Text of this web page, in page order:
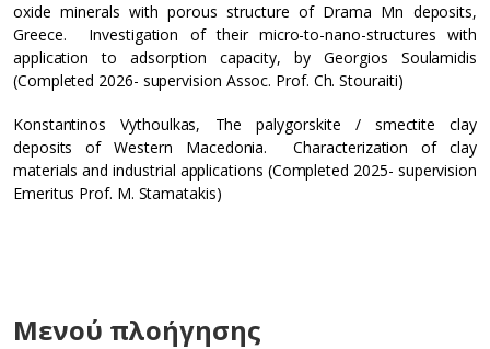
oxide minerals with porous structure of Drama Mn deposits,
Greece. Investigation of their micro-to-nano-structures with
application to adsorption capacity, by Georgios Soulamidis
(Completed 2026- supervision Assoc. Prof. Ch. Stouraiti)
Konstantinos Vythoulkas, The palygorskite / smectite clay
deposits of Western Macedonia. Characterization of clay
materials and industrial applications (Completed 2025- supervision
Emeritus Prof. M. Stamatakis)
Μενού πλοήγησης